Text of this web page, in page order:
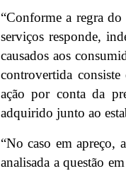
“Conforme a regra
serviços responde,
causados aos
controvertida
ação por conta da
adquirido junto ao
“No caso em apreço,
analisada a questão